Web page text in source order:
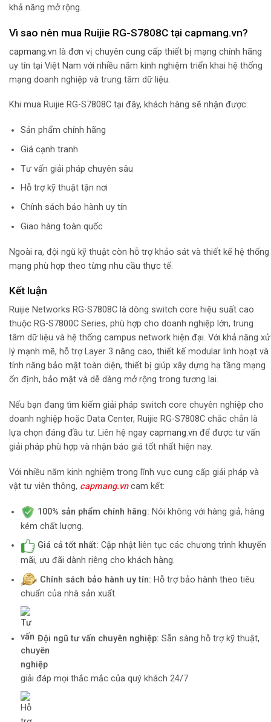
khả năng mở rộng.
Vì sao nên mua Ruijie RG-S7808C tại capmang.vn?
capmang.vn là đơn vị chuyên cung cấp thiết bị mạng chính hãng
uy tín tại Việt Nam với nhiều năm kinh nghiệm triển khai hệ thống
mạng doanh nghiệp và trung tâm dữ liệu.
Khi mua Ruijie RG-S7808C tại đây, khách hàng sẽ nhận được:
Sản phẩm chính hãng
Giá cạnh tranh
Tư vấn giải pháp chuyên sâu
Hỗ trợ kỹ thuật tận nơi
Chính sách bảo hành uy tín
Giao hàng toàn quốc
Ngoài ra, đội ngũ kỹ thuật còn hỗ trợ khảo sát và thiết kế hệ thống
mạng phù hợp theo từng nhu cầu thực tế.
Kết luận
Ruijie Networks RG-S7808C là dòng switch core hiệu suất cao
thuộc RG-S7800C Series, phù hợp cho doanh nghiệp lớn, trung
tâm dữ liệu và hệ thống campus network hiện đại. Với khả năng xử
lý mạnh mẽ, hỗ trợ Layer 3 nâng cao, thiết kế modular linh hoạt và
tính năng bảo mật toàn diện, thiết bị giúp xây dựng hạ tầng mạng
ổn định, bảo mật và dễ dàng mở rộng trong tương lai.
Nếu bạn đang tìm kiếm giải pháp switch core chuyên nghiệp cho
doanh nghiệp hoặc Data Center, Ruijie RG-S7808C chắc chắn là
lựa chọn đáng đầu tư. Liên hệ ngay capmang.vn để được tư vấn
giải pháp phù hợp và nhận báo giá tốt nhất hiện nay.
Với nhiều năm kinh nghiệm trong lĩnh vực cung cấp giải pháp và
vật tư viễn thông, capmang.vncam kết:
100% sản phẩm chính hãng: Nói không với hàng giả, hàng
kém chất lượng.
Giá cả tốt nhất: Cập nhật liên tục các chương trình khuyến
mãi, ưu đãi dành riêng cho khách hàng.
Chính sách bảo hành uy tín: Hỗ trợ bảo hành theo tiêu
chuẩn của nhà sản xuất.
Đội ngũ tư vấn chuyên nghiệp: Sẵn sàng hỗ trợ kỹ thuật,
giải đáp mọi thắc mắc của quý khách 24/7.